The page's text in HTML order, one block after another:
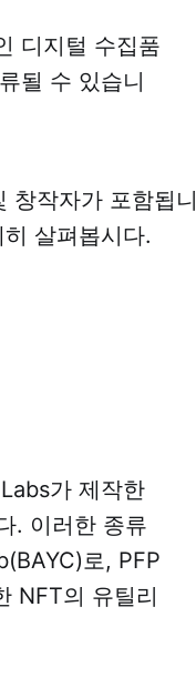
디지털 수집품
될 수 있습니
창작자가 포함됩니
살펴봅시다.
가 제작한
. 이러한 종류
로, PFP
NFT의 유틸리